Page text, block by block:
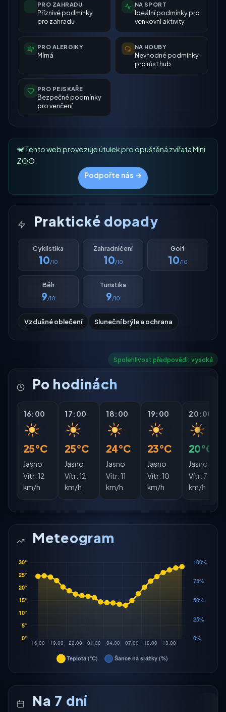
PRO ZAHRADU
Příznivé podmínky
pro zahradu
NA SPORT
Ideální podmínky pro
venkovní aktivity
PRO ALERGIKY
Mírná
NA HOUBY
Nevhodné podmínky
pro růst hub
PRO PEJSKAŘE
Bezpečné podmínky
pro venčení
🐒 Tento web provozuje útulek pro opuštěná zvířata Mini
ZOO.
Podpořte nás →
Praktické dopady
Cyklistika
10/10
Zahradničení
10/10
Golf
10/10
Běh
9/10
Turistika
9/10
Vzdušné oblečení Sluneční brýle a ochrana
Spolehlivost předpovědi: vysoká
Po hodinách
16:00
25°C
Jasno
Vítr: 12
km/h
17:00
25°C
Jasno
Vítr: 12
km/h
18:00
24°C
Jasno
Vítr: 11
km/h
19:00
23°C
Jasno
Vítr: 10
km/h
20:00
20°C
Jasno
Vítr: 7
km/h
Meteogram
Na 7 dní